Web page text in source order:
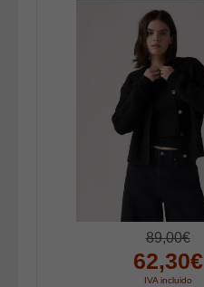
89,00€
62,30€
IVA incluido